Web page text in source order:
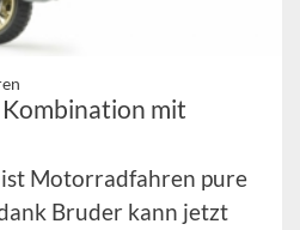
mit
Motorradfahren pure
Bruder kann jetzt